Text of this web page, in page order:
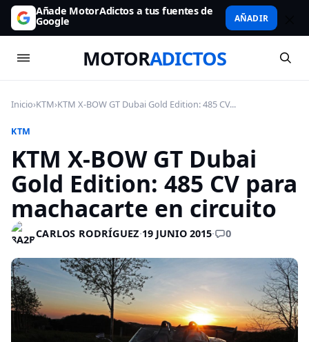
Añade MotorAdictos a tus fuentes de
Google AÑADIR
MOTORADICTOS
Inicio›KTM›KTM X-BOW GT Dubai Gold Edition: 485 CV...
KTM
KTM X-BOW GT Dubai
Gold Edition: 485 CV para
machacarte en circuito
CARLOS RODRÍGUEZ·19 JUNIO 2015· 0